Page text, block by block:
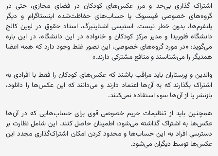
اشتراک گذاری بی‌حد و مرز عکس‌های کودکان در فضای مجازی، حتی در
گروه‌های خصوصی فیسبوک یا حساب‌های حفاظت‌شده اینستاگرام و دیگر
پلتفرم‌ها، بدون خطر نیست. استیسی اشتاینبرگ، استاد حقوق در لوین کالج
دانشگاه فلوریدا و مدیر مرکز کودکان و خانواده در این دانشگاه، در این باره
می‌گوید: «در مورد گروه‌های خصوصی، این تصور غلط وجود دارد که همه اعضا
همدیگر را می‌شناسند و منافع مشترکی دارند.»
والدین و پرستاران باید مراقب باشند که عکس‌های کودکان را فقط با افرادی به
اشتراک بگذارند که به آن‌ها اعتماد دارند و می‌دانند که این عکس‌ها را دانلود،
بازنشر یا از آن‌ها سوء استفاده نمی‌کنند.
همچنین باید از تنظیمات حریم خصوصی قوی برای حساب‌هایی که در آن‌ها
عکس‌ها به اشتراک گذاشته می‌شود، اطمینان حاصل کنند. این شامل نظارت بر
دسترسی افراد به این حساب‌ها و محدود کردن امکان اشتراک‌گذاری مجدد این
عکس‌ها توسط دیگران می‌شود.